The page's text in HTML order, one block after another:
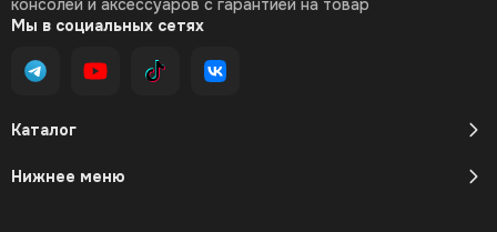
Каталог
Нижнее меню
консолей и аксессуаров с гарантией на товар
Мы в социальных сетях